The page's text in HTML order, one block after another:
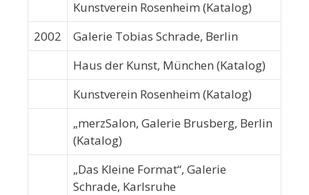
Kunstverein Rosenheim (Katalog)
2002
Galerie Tobias Schrade, Berlin
Haus der Kunst, München (Katalog)
Kunstverein Rosenheim (Katalog)
„merzSalon, Galerie Brusberg, Berlin
(Katalog)
„Das Kleine Format“, Galerie
Schrade, Karlsruhe